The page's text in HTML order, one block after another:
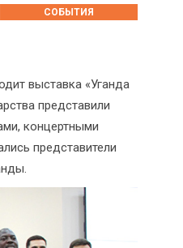
СОБЫТИЯ
выставка «Уганда
представили
концертными
представители